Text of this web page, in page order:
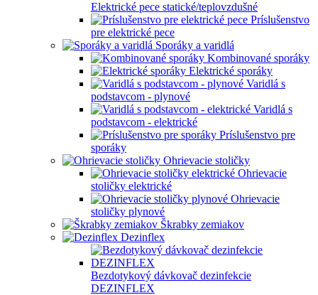
Elektrické pece statické/teplovzdušné
Príslušenstvo
pre elektrické pece
Sporáky a varidlá
Kombinované sporáky
Elektrické sporáky
Varidlá s
podstavcom - plynové
Varidlá s
podstavcom - elektrické
Príslušenstvo pre
sporáky
Ohrievacie stoličky
Ohrievacie
stoličky elektrické
Ohrievacie
stoličky plynové
Škrabky zemiakov
Dezinflex
Bezdotykový dávkovač dezinfekcie
DEZINFLEX